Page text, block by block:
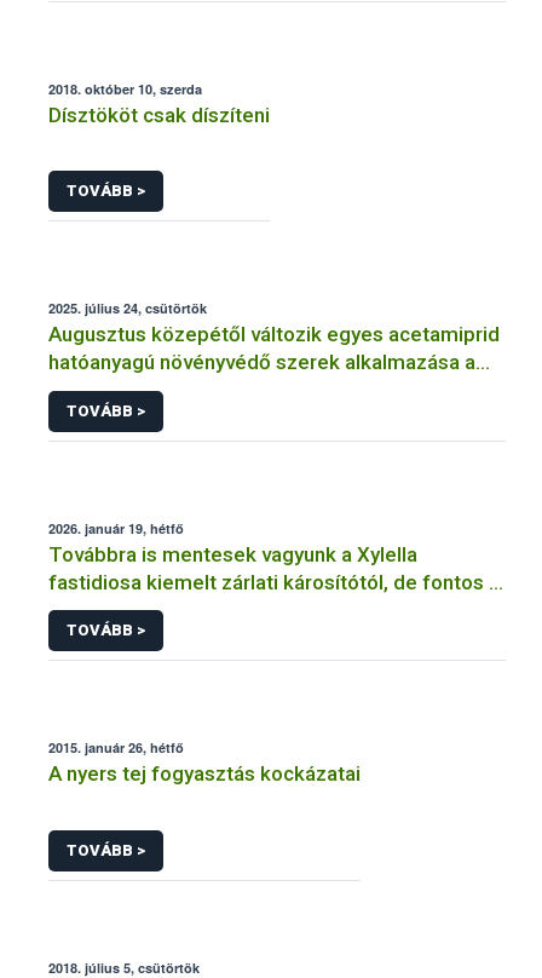
2018. október 10, szerda
Dísztököt csak díszíteni
TOVÁBB >
2025. július 24, csütörtök
Augusztus közepétől változik egyes acetamiprid
hatóanyagú növényvédő szerek alkalmazása a
határérték csökkentése miatt
TOVÁBB >
2026. január 19, hétfő
Továbbra is mentesek vagyunk a Xylella
fastidiosa kiemelt zárlati károsítótól, de fontos a
megelőzés
TOVÁBB >
2015. január 26, hétfő
A nyers tej fogyasztás kockázatai
TOVÁBB >
2018. július 5, csütörtök